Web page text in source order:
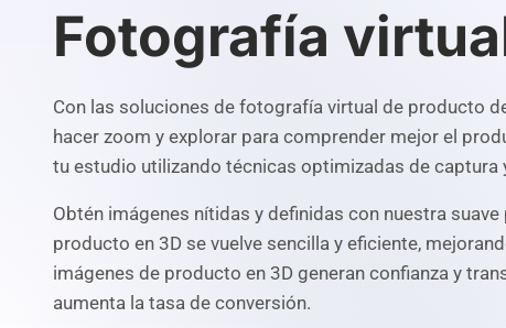
Fotografía
Con las soluciones de fotografía virtual de producto
hacer zoom y explorar para comprender mejor el
tu estudio utilizando técnicas optimizadas de
Obtén imágenes nítidas y definidas con nuestra
producto en 3D se vuelve sencilla y eficiente,
imágenes de producto en 3D generan confianza y
aumenta la tasa de conversión.